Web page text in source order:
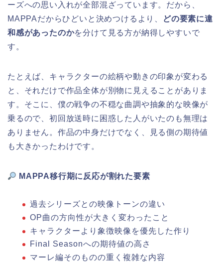
ーズへの思い入れが全部混ざっています。だから、
MAPPAだからひどいと決めつけるより、
どの要素に違
和感があったのかを分けて見る方が納得しやすいで
す。
たとえば、キャラクターの絵柄や動きの印象が変わる
と、それだけで作品全体が別物に見えることがありま
す。そこに、僕の戦争の不穏な曲調や抽象的な映像が
乗るので、初回放送時に困惑した人がいたのも無理は
ありません。作品の中身だけでなく、見る側の期待値
も大きかったわけです。
MAPPA移行期に反応が割れた要素
過去シリーズとの映像トーンの違い
OP曲の方向性が大きく変わったこと
キャラクターより象徴映像を優先した作り
Final Seasonへの期待値の高さ
マーレ編そのものの重く複雑な内容